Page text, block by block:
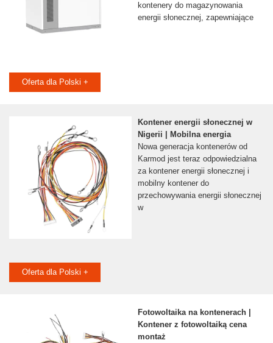
kontenery do magazynowania
energii słonecznej, zapewniające
Oferta dla Polski +
Kontener energii słonecznej w
Nigerii | Mobilna energia
Nowa generacja kontenerów od
Karmod jest teraz odpowiedzialna
za kontener energii słonecznej i
mobilny kontener do
przechowywania energii słonecznej
w
Oferta dla Polski +
Fotowoltaika na kontenerach |
Kontener z fotowoltaiką cena
montaż